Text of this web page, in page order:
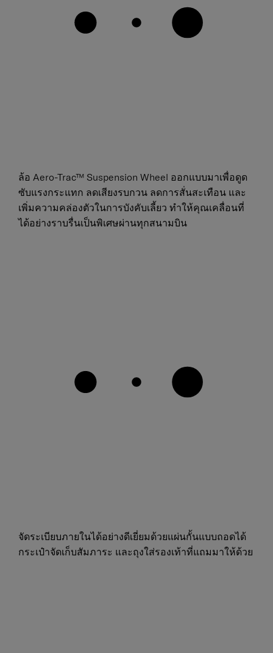
ล้อ Aero-Trac™ Suspension Wheel ออกแบบมาเพื่อดูด
ซับแรงกระแทก ลดเสียงรบกวน ลดการสั่นสะเทือน และ
เพิ่มความคล่องตัวในการบังคับเลี้ยว ทำให้คุณเคลื่อนที่
ได้อย่างราบรื่นเป็นพิเศษผ่านทุกสนามบิน
จัดระเบียบภายในได้อย่างดีเยี่ยมด้วยแผ่นกั้นแบบถอดได้
กระเป๋าจัดเก็บสัมภาระ และถุงใส่รองเท้าที่แถมมาให้ด้วย